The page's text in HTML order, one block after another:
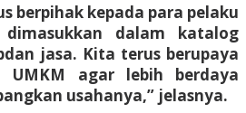
berpihak kepada para pelaku
dalam katalog
jasa. Kita terus berupaya
UMKM agar lebih berdaya
usahanya,” jelasnya.